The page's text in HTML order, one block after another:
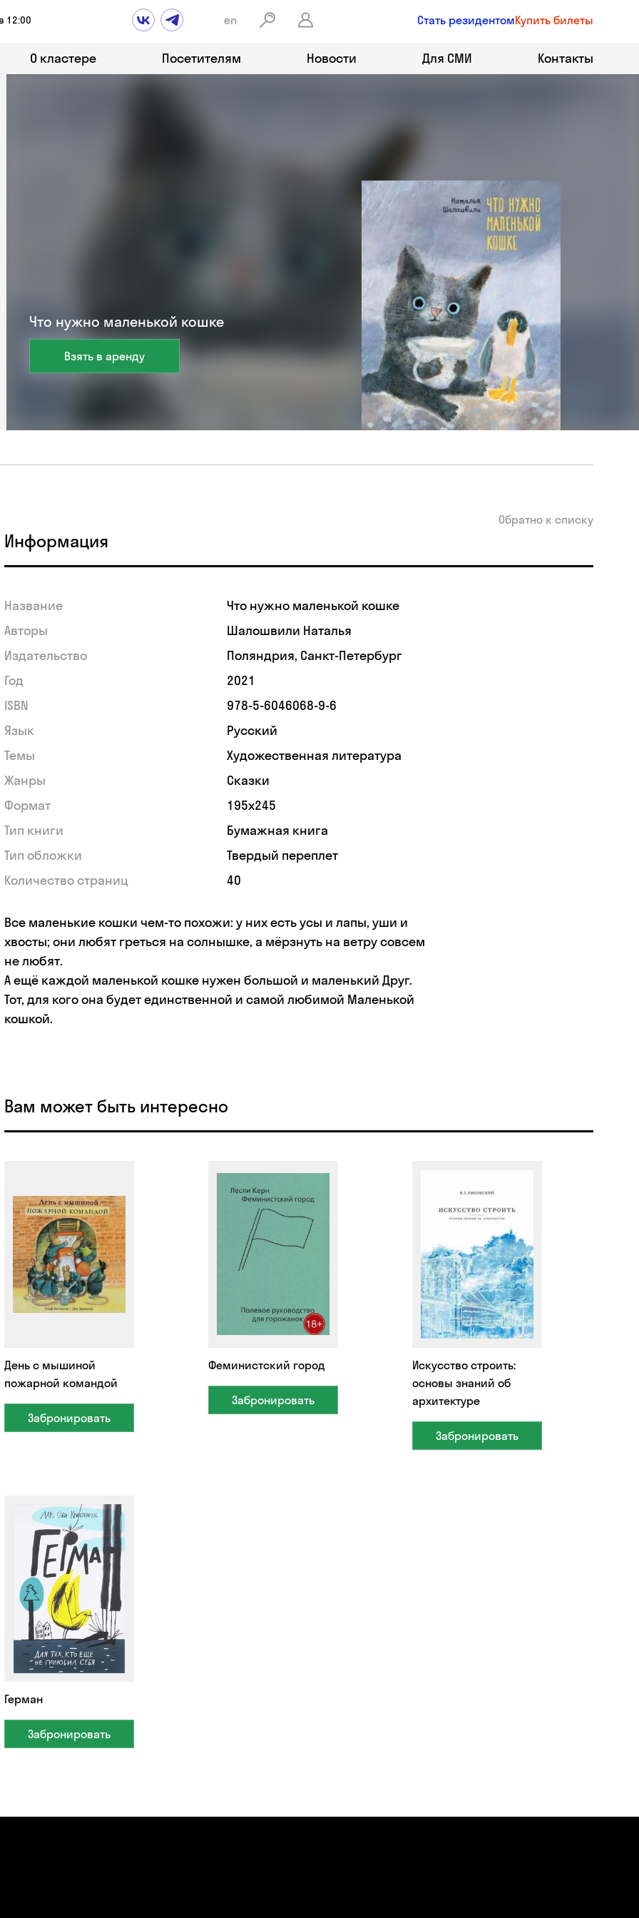
12:00 en Стать резидентомКупить билеты
О кластере Посетителям Новости Для СМИ Контакты
Что нужно маленькой кошке
Взять в аренду
Обратно к списку
Информация
Название
Что нужно маленькой кошке
Авторы
Шалошвили Наталья
Издательство
Поляндрия, Санкт-Петербург
Год
2021
ISBN
978-5-6046068-9-6
Язык
Русский
Темы
Художественная литература
Жанры
Сказки
Формат
195x245
Тип книги
Бумажная книга
Тип обложки
Твердый переплет
Количество страниц
40
Все маленькие кошки чем-то похожи: у них есть усы и лапы, уши и
хвосты; они любят греться на солнышке, а мёрзнуть на ветру совсем
не любят.
А ещё каждой маленькой кошке нужен большой и маленький Друг.
Тот, для кого она будет единственной и самой любимой Маленькой
кошкой.
Вам может быть интересно
День с мышиной
пожарной командой
Забронировать
Феминистский город
Забронировать
Искусство строить:
основы знаний об
архитектуре
Забронировать
Герман
Забронировать